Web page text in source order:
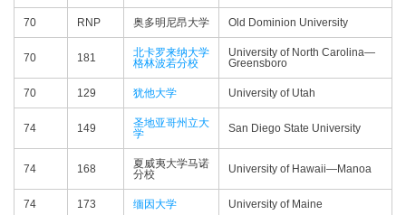
70 RNP 奥多明尼昂大学 Old Dominion University
70 181
北卡罗来纳大学
格林波若分校
University of North Carolina—​
Greensboro
70 129 犹他大学 University of Utah
74 149
圣地亚哥州立大
学
San Diego State University
74 168
夏威夷大学马诺
分校
University of Hawaii—​Manoa
74 173 缅因大学 University of Maine